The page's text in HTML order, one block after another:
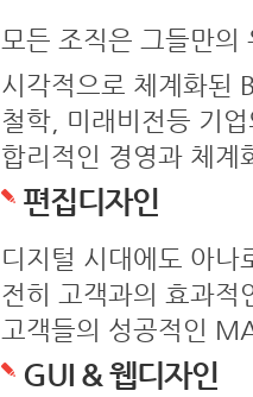
모든 조직은 그들만의
시각적으로 체계화된
철학, 미래비전등 기
합리적인 경영과 체계
편집디자인
디지털 시대에도 아나
전히 고객과의 효과
고객들의 성공적인
GUI & 웹디자인